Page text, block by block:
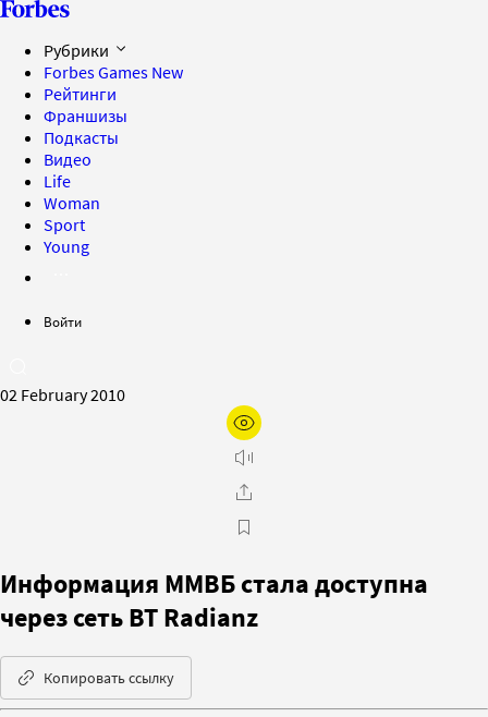
Рубрики
Forbes Games New
Рейтинги
Франшизы
Подкасты
Видео
Life
Woman
Sport
Young
Войти
02 February 2010
Информация ММВБ стала доступна
через сеть BT Radianz
Копировать ссылку